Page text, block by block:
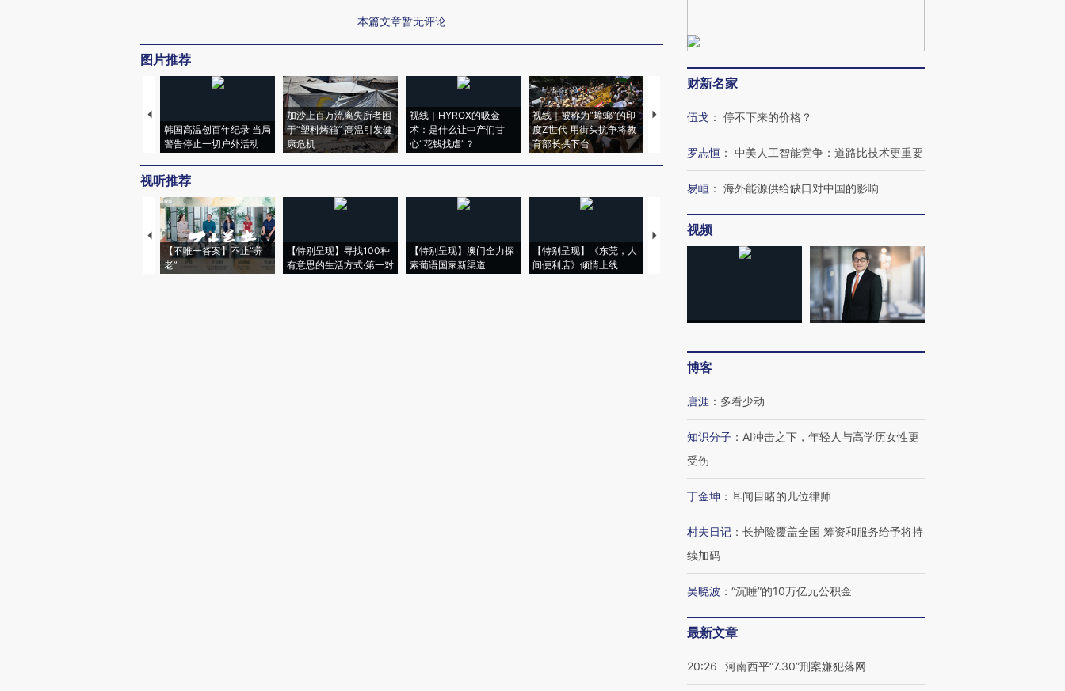
本篇文章暂无评论
图片推荐
韩国高温创百年纪录 当局
警告停止一切户外活动
加沙上百万流离失所者困
于“塑料烤箱” 高温引发健
康危机
视线｜HYROX的吸金
术：是什么让中产们甘
心“花钱找虐”？
视线｜被称为“蟑螂”的印
度Z世代 用街头抗争将教
育部长拱下台
视线｜“入侵”还是“人道危
湖北宜昌局部短时降雨
视听推荐
【不唯一答案】不止“养
老”
【特别呈现】寻找100种
有意思的生活方式·第一对
【特别呈现】澳门全力探
索葡语国家新渠道
【特别呈现】《东莞，人
间便利店》倾情上线
【推广】走进第四届链博
会，让数智科技“链”接产
【特别呈现】寻找100种
有意思的生活方式·第三对
CFO：不靠规模取胜，华
住三大增长引擎是什么？
财新名家
伍戈 ： 停不下来的价格？
罗志恒 ： 中美人工智能竞争：道路比技术更重要
易峘 ： 海外能源供给缺口对中国的影响
视频
博客
唐涯 ： 多看少动
知识分子 ： AI冲击之下，年轻人与高学历女性更
受伤
丁金坤 ： 耳闻目睹的几位律师
村夫日记 ： 长护险覆盖全国 筹资和服务给予将持
续加码
吴晓波 ： “沉睡”的10万亿元公积金
最新文章
20:26 河南西平“7.30”刑案嫌犯落网